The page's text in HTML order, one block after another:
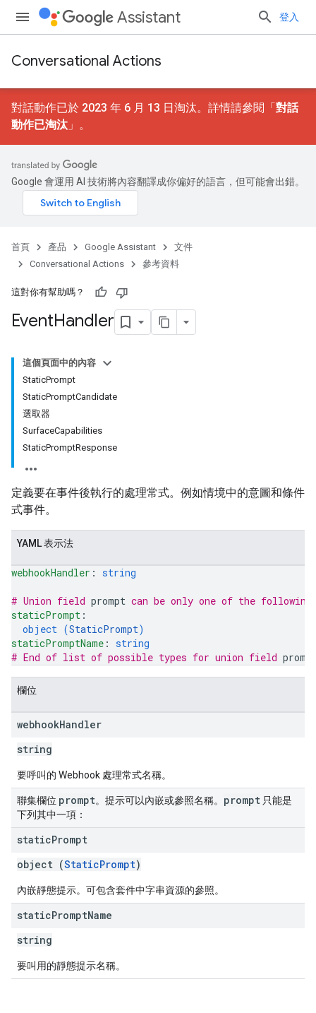
Assistant 登入
Conversational Actions
對話動作已於 2023 年 6 月 13 日淘汰。詳情請參閱「對話
動作已淘汰 」。
Google 會運用 AI 技術將內容翻譯成你偏好的語言，但可能會出錯。
首頁 產品 Google Assistant
文件
Conversational Actions
參考資料
這對你有幫助嗎？
EventHandler
這個頁面中的內容
StaticPrompt
StaticPromptCandidate
選取器
SurfaceCapabilities
StaticPromptResponse
定義要在事件後執行的處理常式。例如情境中的意圖和條件
式事件。
YAML 表示法
webhookHandler : string
# Union field prompt can be only one of the
staticPrompt :
object (StaticPrompt)
staticPromptName : string
# End of list of possible types for union field
欄位
webhookHandler
string
要呼叫的 Webhook 處理常式名稱。
聯集欄位 prompt。提示可以內嵌或參照名稱。 prompt 只能是
下列其中一項：
staticPrompt
object (StaticPrompt)
內嵌靜態提示。可包含套件中字串資源的參照。
staticPromptName
string
要叫用的靜態提示名稱。